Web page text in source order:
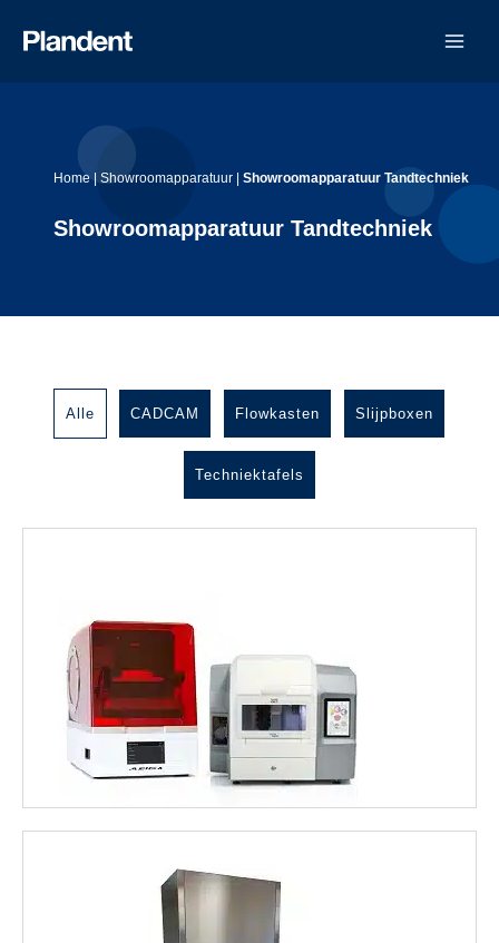
naar
Home| Showroomapparatuur Showroomapparatuur Tandtechniek
Showroomapparatuur Tandtechniek
Alle CADCAM Flowkasten Slijpboxen
Techniektafels